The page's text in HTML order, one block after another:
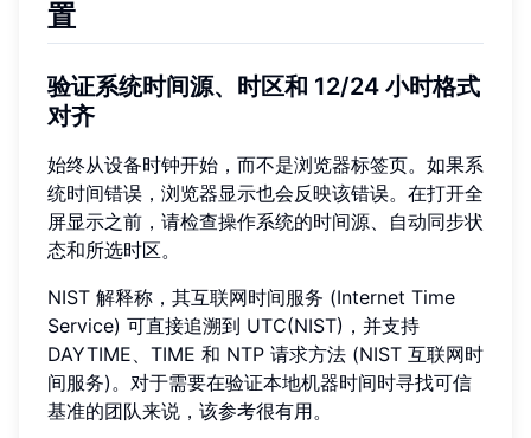
置
验证系统时间源、时区和 12/24 小时格式
对齐
始终从设备时钟开始，而不是浏览器标签页。如果系
统时间错误，浏览器显示也会反映该错误。在打开全
屏显示之前，请检查操作系统的时间源、自动同步状
态和所选时区。
NIST 解释称，其互联网时间服务 (Internet Time
Service) 可直接追溯到 UTC(NIST)，并支持
DAYTIME、TIME 和 NTP 请求方法 (NIST 互联网时
间服务)。对于需要在验证本地机器时间时寻找可信
基准的团队来说，该参考很有用。